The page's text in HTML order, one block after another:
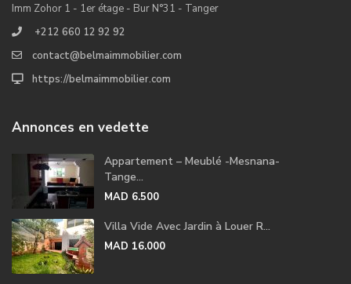
Imm Zohor 1 - 1er étage - Bur N°31 - Tanger
+212 660 12 92 92
contact@belmaimmobilier.com
https://belmaimmobilier.com
Annonces en vedette
Appartement – Meublé -Mesnana-
Tange...
MAD 6.500
Villa Vide Avec Jardin à Louer R...
MAD 16.000